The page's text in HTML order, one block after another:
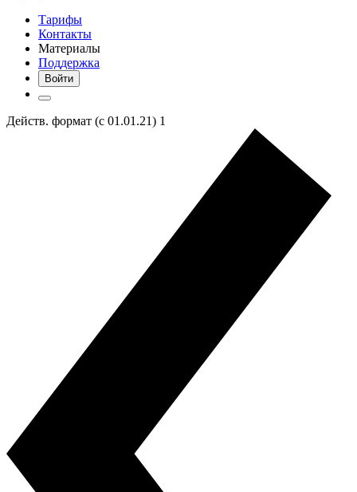
Тарифы
Контакты
Материалы
Поддержка
Войти
Действ. формат (с 01.01.21) 1